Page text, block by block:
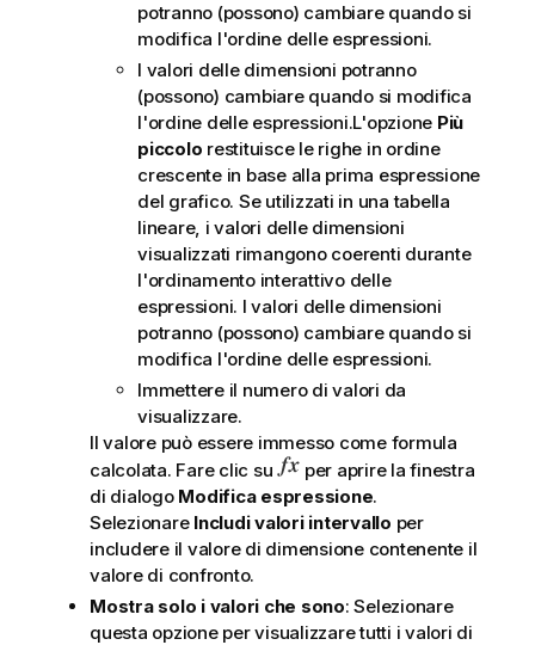
potranno (possono) cambiare quando si
modifica l'ordine delle espressioni.
I valori delle dimensioni potranno
(possono) cambiare quando si modifica
l'ordine delle espressioni.L'opzione Più
piccolo restituisce le righe in ordine
crescente in base alla prima espressione
del grafico. Se utilizzati in una tabella
lineare, i valori delle dimensioni
visualizzati rimangono coerenti durante
l'ordinamento interattivo delle
espressioni. I valori delle dimensioni
potranno (possono) cambiare quando si
modifica l'ordine delle espressioni.
Immettere il numero di valori da
visualizzare.
Il valore può essere immesso come formula
calcolata. Fare clic su
per aprire la finestra
di dialogo Modifica espressione.
Selezionare Includi valori intervallo per
includere il valore di dimensione contenente il
valore di confronto.
Mostra solo i valori che sono: Selezionare
questa opzione per visualizzare tutti i valori di